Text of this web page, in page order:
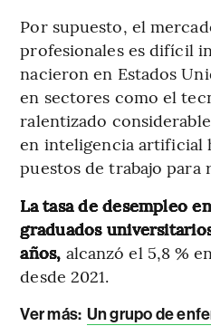
Por supuesto, el
profesionales es difícil
nacieron en Estados
en sectores como el
ralentizado
en inteligencia artificial
puestos de trabajo para
La tasa de desempleo
graduados
años, alcanzó el 5,8 %
desde 2021.
Ver más: Un grupo de